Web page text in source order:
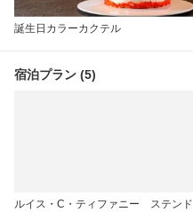
誕生日カラーカクテル
宿泊プラン (5)
ルイス・C・ティファニー ステンド